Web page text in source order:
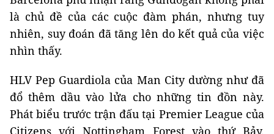
là chủ đề của các cuộc đàm phán, nhưng tuy
nhiên, suy đoán đã tăng lên do kết quả của việc
nhìn thấy.
HLV Pep Guardiola của Man City dường như đã
đổ thêm dầu vào lửa cho những tin đồn này.
Phát biểu trước trận đấu tại Premier League của
Citizens với Nottingham Forest vào thứ Bảy,